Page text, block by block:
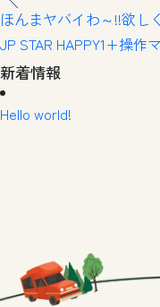
ほんまヤバイわ～!!欲し
JP STAR HAPPY1+操作
新着情報
Hello world!